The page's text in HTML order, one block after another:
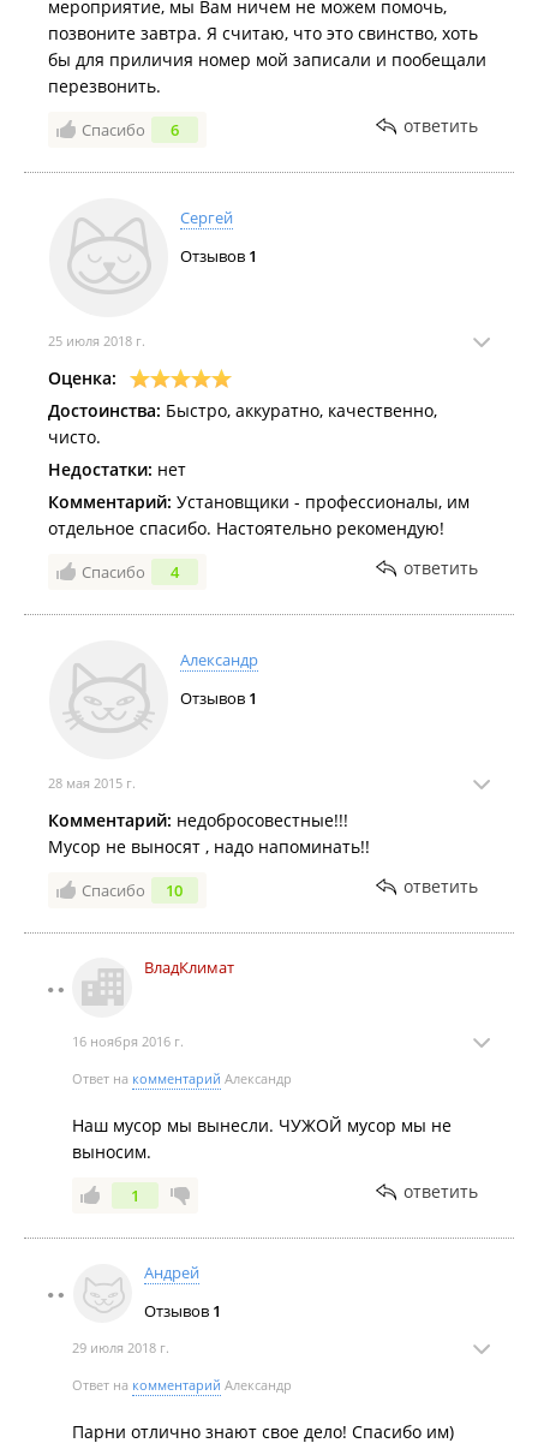
кондиционер (Хаер) 3 года, на работу 2 года! Прошёл
месяц и все отлично! Всем рекомендую эту
компанию!
мероприятие, мы Вам ничем не можем помочь,
позвоните завтра. Я считаю, что это свинство, хоть
бы для приличия номер мой записали и пообещали
перезвонить.
Спасибо 6 ответить
Сергей
Отзывов 1
25 июля 2018 г.
Оценка:
Достоинства: Быстро, аккуратно, качественно,
чисто.
Недостатки: нет
Комментарий: Установщики - профессионалы, им
отдельное спасибо. Настоятельно рекомендую!
Спасибо 4 ответить
Александр
Отзывов 1
28 мая 2015 г.
Комментарий: недобросовестные!!!
Мусор не выносят , надо напоминать!!
Спасибо 10 ответить
ВладКлимат
16 ноября 2016 г.
Ответ на комментарий Александр
Наш мусор мы вынесли. ЧУЖОЙ мусор мы не
выносим.
1 ответить
Андрей
Отзывов 1
29 июля 2018 г.
Ответ на комментарий Александр
Парни отлично знают свое дело! Спасибо им)